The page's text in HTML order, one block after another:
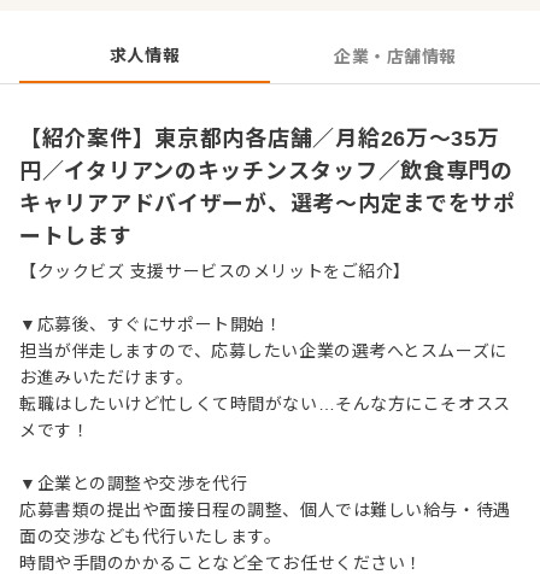
求人情報 企業・店舗情報
【紹介案件】東京都内各店舗／月給26万～35万
円／イタリアンのキッチンスタッフ／飲食専門の
キャリアアドバイザーが、選考～内定までをサポ
ートします
【クックビズ 支援サービスのメリットをご紹介】
▼応募後、すぐにサポート開始！
担当が伴走しますので、応募したい企業の選考へとスムーズに
お進みいただけます。
転職はしたいけど忙しくて時間がない…そんな方にこそオスス
メです！
▼企業との調整や交渉を代行
応募書類の提出や面接日程の調整、個人では難しい給与・待遇
面の交渉なども代行いたします。
時間や手間のかかることなど全てお任せください！